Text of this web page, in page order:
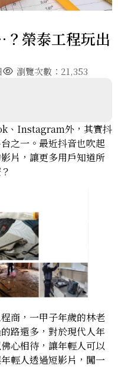
榮泰工程玩出
瀏覽次數：21,353
、Instagram外，其實抖
之一。最近抖音也吹起
片，讓更多用戶知道所
商，一甲子年歲的林老
路還多，對於現代人年
心相待，讓年輕人可以
輕人透過短影片，闖一